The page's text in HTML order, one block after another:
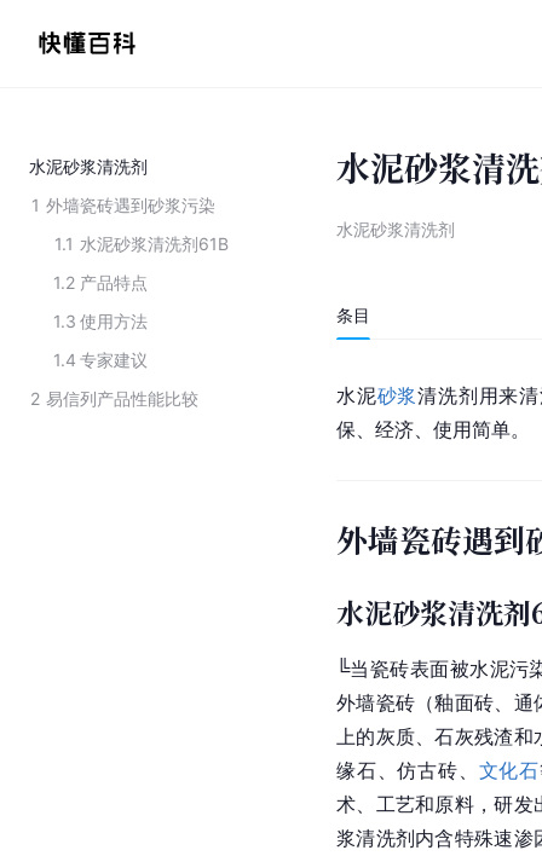
水泥砂浆清洗剂
1 外墙瓷砖遇到砂浆污染
1.1 水泥砂浆清洗剂61B
1.2 产品特点
1.3 使用方法
1.4 专家建议
2 易信列产品性能比较
水泥砂浆清
水泥砂浆清洗剂
条目
水泥砂浆清洗剂用来
保、经济、使用简单。
外墙瓷砖遇到
水泥砂浆清洗剂
╚当瓷砖表面被水泥污
外墙瓷砖（釉面砖、
上的灰质、石灰残渣
缘石、仿古砖、 文化石
术、工艺和原料，研发
浆清洗剂内含特殊速